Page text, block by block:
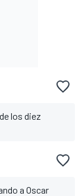
los diez
a Oscar